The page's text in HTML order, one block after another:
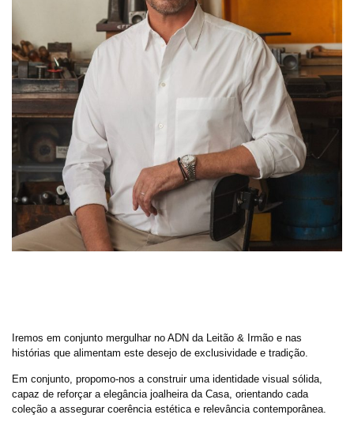
Iremos em conjunto mergulhar no ADN da Leitão & Irmão e nas
histórias que alimentam este desejo de exclusividade e tradição.
Em conjunto, propomo-nos a construir uma identidade visual sólida,
capaz de reforçar a elegância joalheira da Casa, orientando cada
coleção a assegurar coerência estética e relevância contemporânea.